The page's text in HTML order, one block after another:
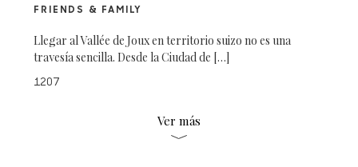
FRIENDS & FAMILY
Llegar al Vallée de Joux en territorio suizo no es una
travesía sencilla. Desde la Ciudad de […]
1207
Ver más